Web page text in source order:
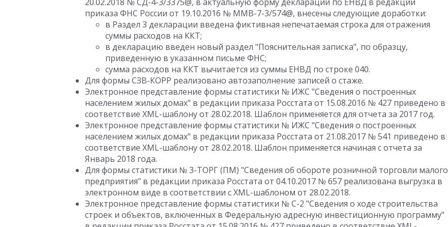
приказа ФНС России от 19.10.2016 № ММВ-7-3/574@, внесены следующие доработки:
в Раздел 3 декларации введена фиктивная непечатаемая строка для отражения
суммы расходов на ККТ;
в декларацию введен новый раздел "Пояснительная записка", по образцу,
приведенную в указанном письме ФНС;
сумма расходов на ККТ вычитается из суммы ЕНВД по строке 040.
Для формы СЗВ-КОРР реализовано автозаполнение записей о стаже.
Электронное представление формы статистики № ИЖС "Сведения о построенных
населением жилых домах" в редакции приказа Росстата от 15.08.2016 № 427 приведено в
соответствие XML-шаблону от 28.02.2018. Шаблон применяется для отчета за 2017 год.
Электронное представление формы статистики № ИЖС "Сведения о построенных
населением жилых домах" в редакции приказа Росстата от 21.08.2017 № 541 приведено в
соответствие XML-шаблону от 28.02.2018. Шаблон применяется начиная с отчета за
Январь 2018 года.
Для формы статистики № 3-ТОРГ (ПМ) "Сведения об обороте розничной торговли малого
предприятия" в редакции приказа Росстата от 04.10.2017 № 657 реализована выгрузка в
электронном виде в соответствии с XML-шаблоном от 28.02.2018.
Электронное представление формы статистики № С-2 "Сведения о ходе строительства
строек и объектов, включенных в Федеральную адресную инвестиционную программу"